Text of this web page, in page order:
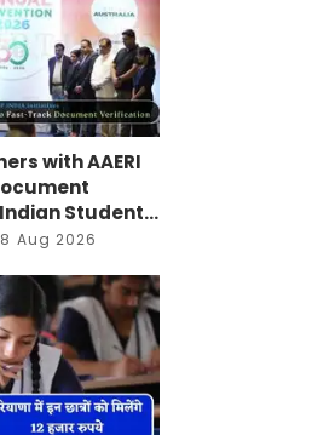
with AAERI
Students
Aug 2026